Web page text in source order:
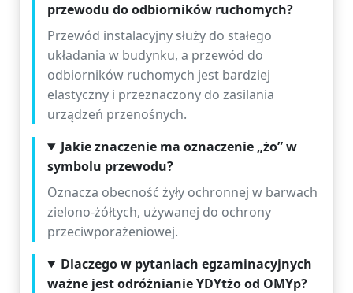
przewodu do odbiorników ruchomych?
Przewód instalacyjny służy do stałego
układania w budynku, a przewód do
odbiorników ruchomych jest bardziej
elastyczny i przeznaczony do zasilania
urządzeń przenośnych.
Jakie znaczenie ma oznaczenie „żo” w
symbolu przewodu?
Oznacza obecność żyły ochronnej w barwach
zielono-żółtych, używanej do ochrony
przeciwporażeniowej.
Dlaczego w pytaniach egzaminacyjnych
ważne jest odróżnianie YDYtżo od OMYp?